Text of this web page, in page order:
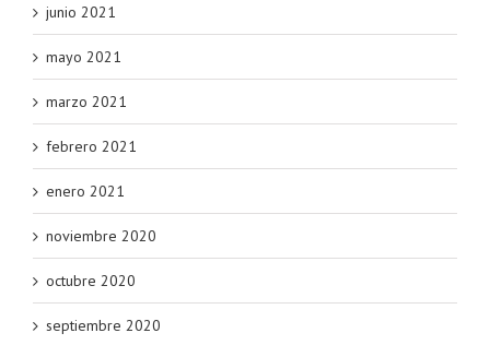
junio 2021
mayo 2021
marzo 2021
febrero 2021
enero 2021
noviembre 2020
octubre 2020
septiembre 2020